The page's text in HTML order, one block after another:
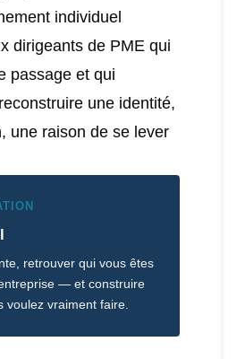
individuel
dirigeants de PME qui
passage et qui
une identité,
une raison de se lever
retrouver qui vous êtes
— et construire
voulez vraiment faire.